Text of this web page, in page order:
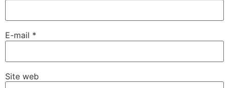
E-mail *
Site web